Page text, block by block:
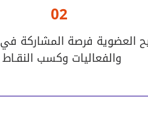
02
العضوية فرصة المشاركة
والفعاليات وكسب النقـاط